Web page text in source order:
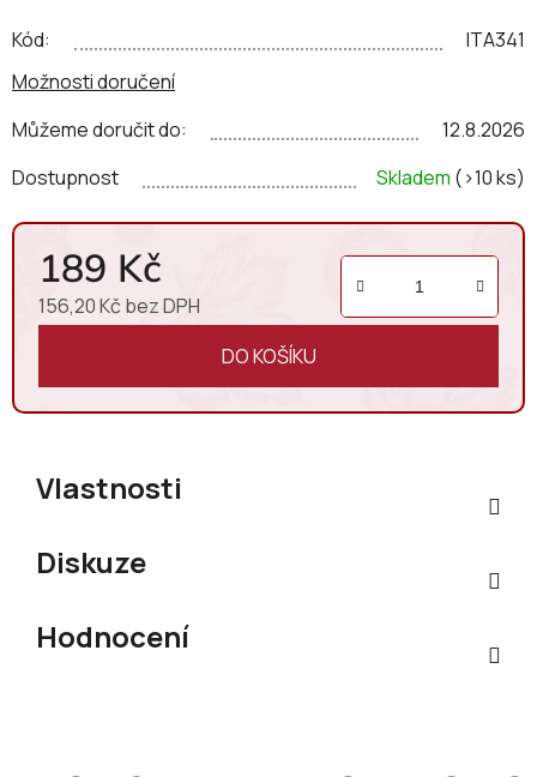
Dostupnost Skladem (>10 ks)
Můžeme doručit do: 12.8.2026
Možnosti doručení
Kód: ITA341
189 Kč
156,20 Kč bez DPH
DO KOŠÍKU
Vlastnosti
Diskuze
Hodnocení